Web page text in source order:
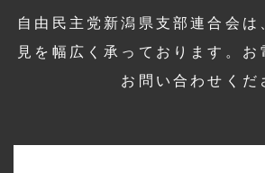
自由民主党新潟県支部連合会
見を幅広く承っております。
お問い合わせくだ